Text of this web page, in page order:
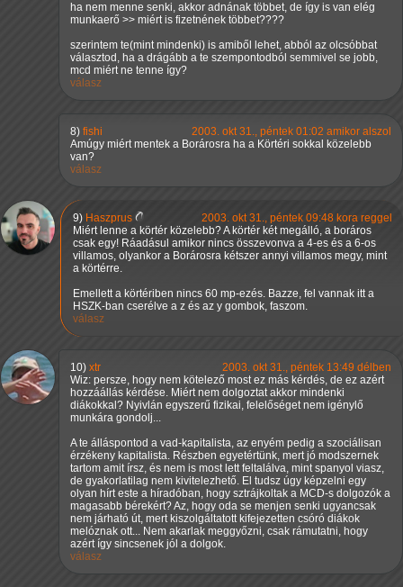
ha nem menne senki, akkor adnának többet, de így is van elég
munkaerő >> miért is fizetnének többet????
szerintem te(mint mindenki) is amiből lehet, abból az olcsóbbat
választod, ha a drágább a te szempontodból semmivel se jobb,
mcd miért ne tenne így?
válasz
8) fishi
2003. okt 31., péntek 01:02 amikor alszol
Amúgy miért mentek a Borárosra ha a Körtéri sokkal közelebb
van?
válasz
9) Haszprus
2003. okt 31., péntek 09:48 kora reggel
Miért lenne a körtér közelebb? A körtér két megálló, a boráros
csak egy! Ráadásul amikor nincs összevonva a 4-es és a 6-os
villamos, olyankor a Borárosra kétszer annyi villamos megy, mint
a körtérre.
Emellett a körtériben nincs 60 mp-ezés. Bazze, fel vannak itt a
HSZK-ban cserélve a z és az y gombok, faszom.
válasz
10) xtr
2003. okt 31., péntek 13:49 délben
Wiz: persze, hogy nem kötelező most ez más kérdés, de ez azért
hozzáállás kérdése. Miért nem dolgoztat akkor mindenki
diákokkal? Nyivlán egyszerű fizikai, felelőséget nem igénylő
munkára gondolj...
A te álláspontod a vad-kapitalista, az enyém pedig a szociálisan
érzékeny kapitalista. Részben egyetértünk, mert jó modszernek
tartom amit írsz, és nem is most lett feltalálva, mint spanyol viasz,
de gyakorlatilag nem kivitelezhető. El tudsz úgy képzelni egy
olyan hírt este a híradóban, hogy sztrájkoltak a MCD-s dolgozók a
magasabb bérekért? Az, hogy oda se menjen senki ugyancsak
nem járható út, mert kiszolgáltatott kifejezetten csóró diákok
melóznak ott... Nem akarlak meggyőzni, csak rámutatni, hogy
azért így sincsenek jól a dolgok.
válasz